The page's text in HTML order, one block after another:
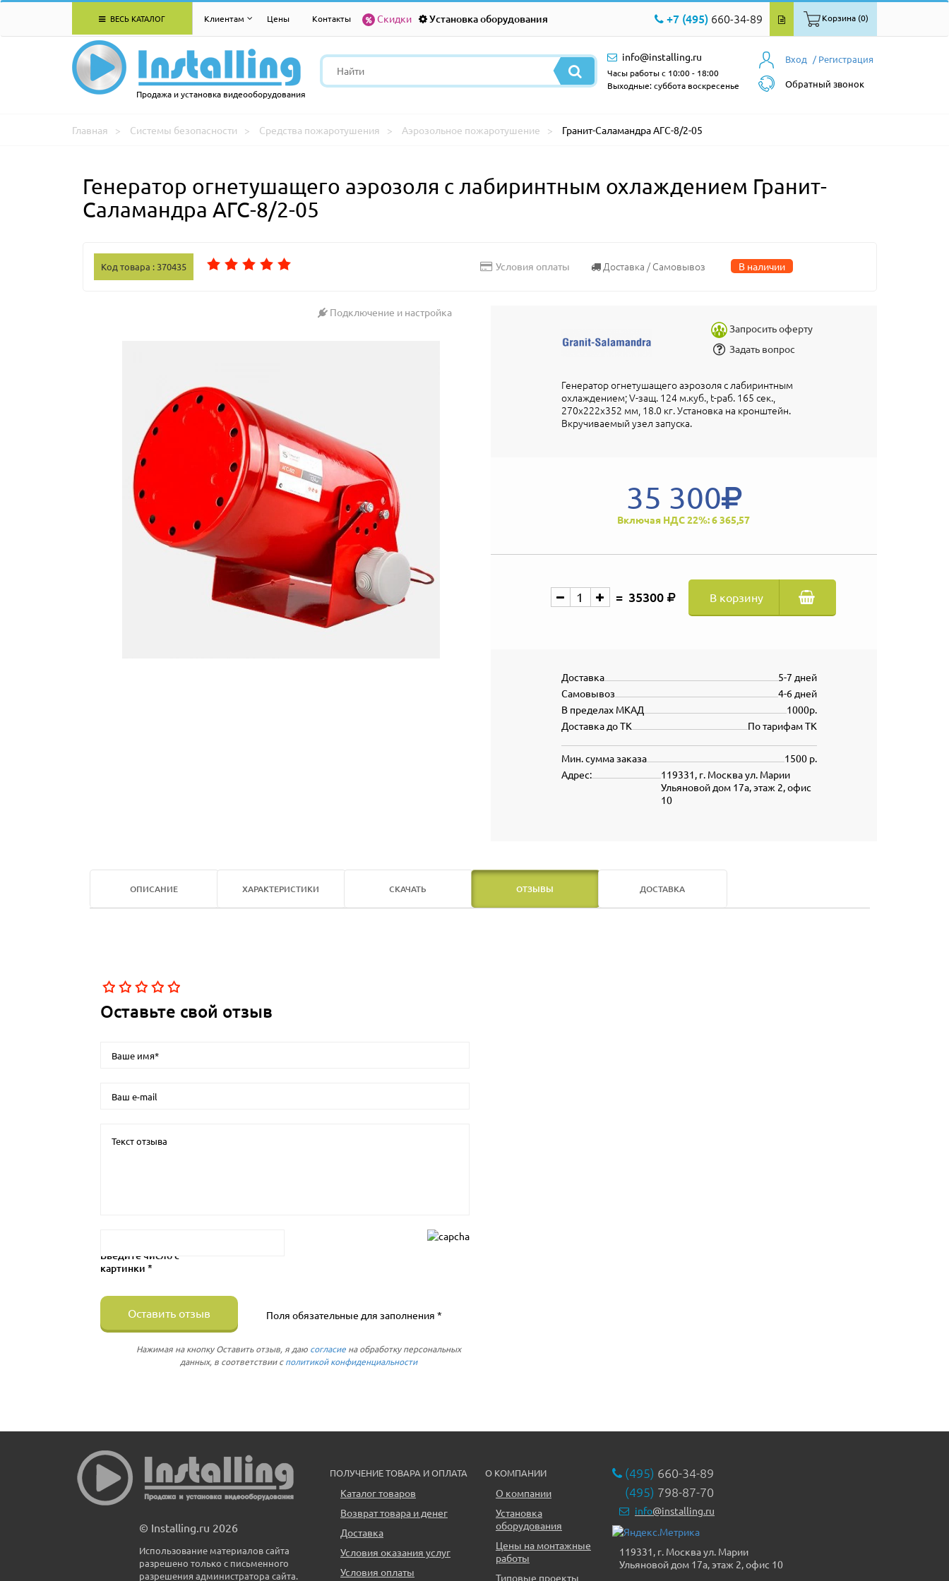
ВЕСЬ КАТАЛОГ Клиентам Цены Контакты Скидки Установка оборудования +7 (495) 660-34-89 Корзина (0)
Продажа и установка видеооборудования
Вход / Регистрация
Обратный звонок
info@installing.ru
Часы работы с 10:00 - 18:00
Выходные: суббота воскресенье
Главная Системы безопасности Средства пожаротушения Аэрозольное пожаротушение Гранит-Саламандра АГС-8/2-05
Генератор огнетушащего аэрозоля с лабиринтным охлаждением Гранит-
Саламандра АГС-8/2-05
Код товара : 370435 Условия оплаты Доставка / Самовывоз В наличии
Подключение и настройка
Запросить оферту
Задать вопрос
Генератор огнетушащего аэрозоля с лабиринтным
охлаждением; V-защ. 124 м.куб., t-раб. 165 сек.,
270х222х352 мм, 18.0 кг. Установка на кронштейн.
Вкручиваемый узел запуска.
35 300
Включая НДС 22%: 6 365,57
35300 В корзину
5-7 дней
Доставка
4-6 дней
Самовывоз
1000р.
В пределах МКАД
По тарифам ТК
Доставка до ТК
1500 р.
Мин. сумма заказа
119331, г. Москва ул. Марии
Ульяновой дом 17а, этаж 2, офис
10
Адрес:
ОПИСАНИЕ ХАРАКТЕРИСТИКИ СКАЧАТЬ ОТЗЫВЫ ДОСТАВКА
Оставьте свой отзыв
Введите число с
картинки *
Оставить отзыв Поля обязательные для заполнения *
Нажимая на кнопку Оставить отзыв, я даю согласие на обработку персональных
данных, в соответствии сполитикой конфиденциальности
© Installing.ru 2026
Использование материалов сайта
разрешено только с письменного
разрешения администратора сайта.
ПОЛУЧЕНИЕ ТОВАРА И ОПЛАТА
Каталог товаров
Возврат товара и денег
Доставка
Условия оказания услуг
Условия оплаты
О КОМПАНИИ
О компании
Установка
оборудования
Цены на монтажные
работы
Типовые проекты
(495) 660-34-89
(495) 798-87-70
info@installing.ru
119331, г. Москва ул. Марии
Ульяновой дом 17а, этаж 2, офис 10